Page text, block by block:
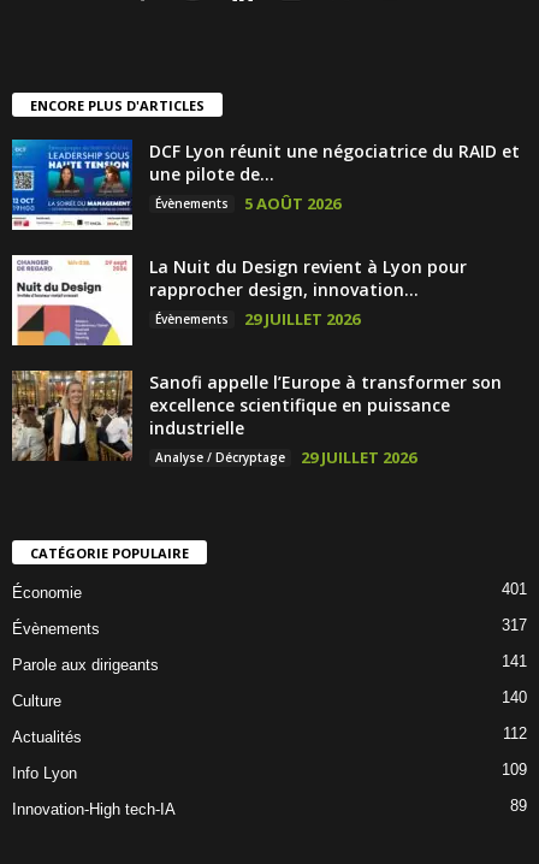
ENCORE PLUS D'ARTICLES
DCF Lyon réunit une négociatrice du RAID et
une pilote de...
Évènements 5 AOÛT 2026
La Nuit du Design revient à Lyon pour
rapprocher design, innovation...
Évènements 29 JUILLET 2026
Sanofi appelle l’Europe à transformer son
excellence scientifique en puissance
industrielle
Analyse / Décryptage 29 JUILLET 2026
CATÉGORIE POPULAIRE
Économie 401
Évènements 317
Parole aux dirigeants 141
Culture 140
Actualités 112
Info Lyon 109
Innovation-High tech-IA 89